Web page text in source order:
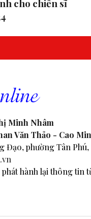
cho chiến sĩ
Minh Nhâm
Văn Thảo - Cao
Đạo, phường Tân
hành lại thông tin